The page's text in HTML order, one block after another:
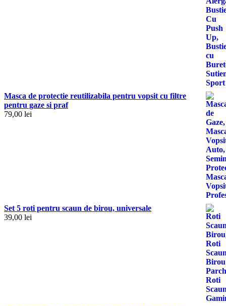
Masca de protectie reutilizabila pentru vopsit cu filtre
pentru gaze si praf
79,00 lei
Set 5 roti pentru scaun de birou, universale
39,00 lei